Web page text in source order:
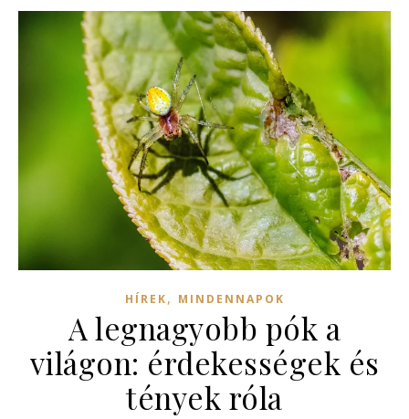
HÍREK, MINDENNAPOK
A legnagyobb pók a
világon: érdekességek és
tények róla